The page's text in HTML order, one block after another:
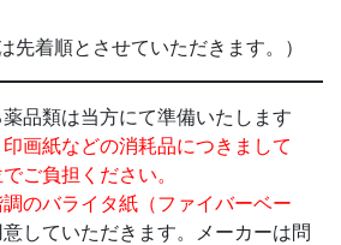
着順とさせていただきます。）
品類は当方にて準備いたします
画紙などの消耗品につきまして
ご負担ください。
のバライタ紙（ファイバーベー
していただきます。メーカーは問